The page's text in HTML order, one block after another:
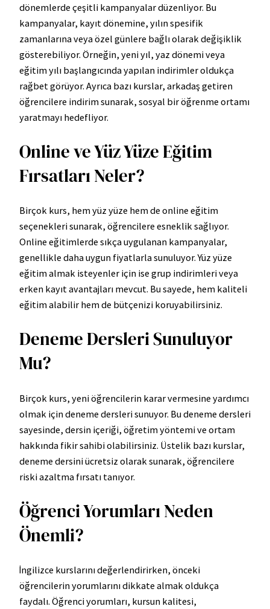
dönemlerde çeşitli kampanyalar düzenliyor. Bu
kampanyalar, kayıt dönemine, yılın spesifik
zamanlarına veya özel günlere bağlı olarak değişiklik
gösterebiliyor. Örneğin, yeni yıl, yaz dönemi veya
eğitim yılı başlangıcında yapılan indirimler oldukça
rağbet görüyor. Ayrıca bazı kurslar, arkadaş getiren
öğrencilere indirim sunarak, sosyal bir öğrenme ortamı
yaratmayı hedefliyor.
Online ve Yüz Yüze Eğitim
Fırsatları Neler?
Birçok kurs, hem yüz yüze hem de online eğitim
seçenekleri sunarak, öğrencilere esneklik sağlıyor.
Online eğitimlerde sıkça uygulanan kampanyalar,
genellikle daha uygun fiyatlarla sunuluyor. Yüz yüze
eğitim almak isteyenler için ise grup indirimleri veya
erken kayıt avantajları mevcut. Bu sayede, hem kaliteli
eğitim alabilir hem de bütçenizi koruyabilirsiniz.
Deneme Dersleri Sunuluyor
Mu?
Birçok kurs, yeni öğrencilerin karar vermesine yardımcı
olmak için deneme dersleri sunuyor. Bu deneme dersleri
sayesinde, dersin içeriği, öğretim yöntemi ve ortam
hakkında fikir sahibi olabilirsiniz. Üstelik bazı kurslar,
deneme dersini ücretsiz olarak sunarak, öğrencilere
riski azaltma fırsatı tanıyor.
Öğrenci Yorumları Neden
Önemli?
İngilizce kurslarını değerlendirirken, önceki
öğrencilerin yorumlarını dikkate almak oldukça
faydalı. Öğrenci yorumları, kursun kalitesi,